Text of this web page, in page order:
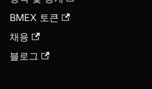
BMEX 토큰
채용
블로그